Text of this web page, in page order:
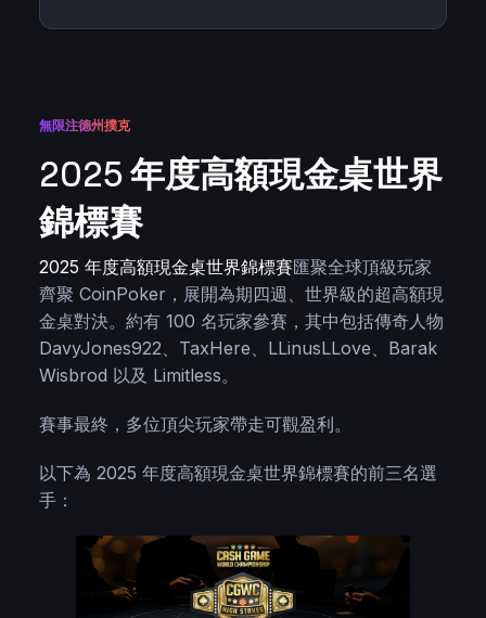
無限注德州撲克
2025 年度高額現金桌世界
錦標賽
2025 年度高額現金桌世界錦標賽匯聚全球頂級玩家
齊聚 CoinPoker，展開為期四週、世界級的超高額現
金桌對決。約有 100 名玩家參賽，其中包括傳奇人物
DavyJones922、TaxHere、LLinusLLove、Barak
Wisbrod 以及 Limitless。
賽事最終，多位頂尖玩家帶走可觀盈利。
以下為 2025 年度高額現金桌世界錦標賽的前三名選
手：